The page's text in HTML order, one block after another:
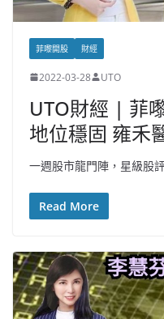
菲嚟開股 財經
2022-03-28 UTO
UTO財經 | 菲
地位穩固 雍禾
一週股市龍門陣，星級股
Read More